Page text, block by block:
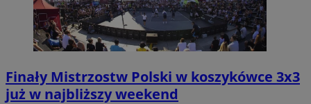
Finały Mistrzostw Polski w koszykówce 3x3
już w najbliższy weekend